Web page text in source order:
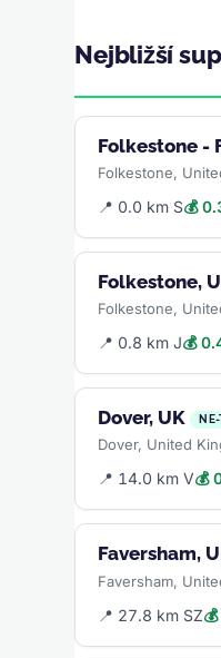
Nejbližší
Folkestone -
Folkestone,
📍 0.0 km S💰
Folkestone,
Folkestone,
📍 0.8 km J💰
Dover, UK
Dover, United
📍 14.0 km V💰
Faversham,
Faversham,
📍 27.8 km SZ